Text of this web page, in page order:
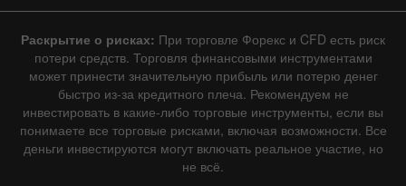
Раскрытие о рисках: При торговле Форекс и CFD есть риск
потери средств. Торговля финансовыми инструментами
может принести значительную прибыль или потерю денег
быстро из-за кредитного плеча. Рекомендуем не
инвестировать в какие-либо торговые инструменты, если вы
понимаете все торговые рисками, включая возможности. Все
деньги инвестируются могут включать реальное участие, но
не всё.